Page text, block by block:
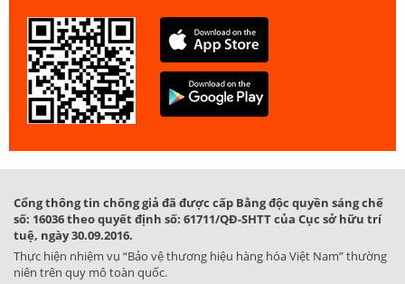
Cổng thông tin chống giả đã được cấp Bằng độc quyền sáng chế
số: 16036 theo quyết định số: 61711/QĐ-SHTT của Cục sở hữu trí
tuệ, ngày 30.09.2016.
Thực hiện nhiệm vụ “Bảo vệ thương hiệu hàng hóa Việt Nam” thường
niên trên quy mô toàn quốc.